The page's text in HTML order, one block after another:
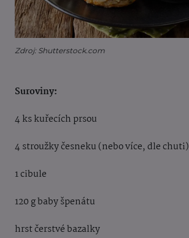
Zdroj: Shutterstock.com
Suroviny:
4 ks kuřecích prsou
4 stroužky česneku (nebo více, dle chuti)
1 cibule
120 g baby špenátu
hrst čerstvé bazalky